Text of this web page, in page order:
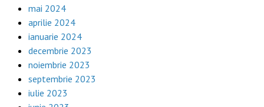
mai 2024
aprilie 2024
ianuarie 2024
decembrie 2023
noiembrie 2023
septembrie 2023
iulie 2023